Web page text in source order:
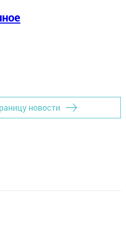
новости